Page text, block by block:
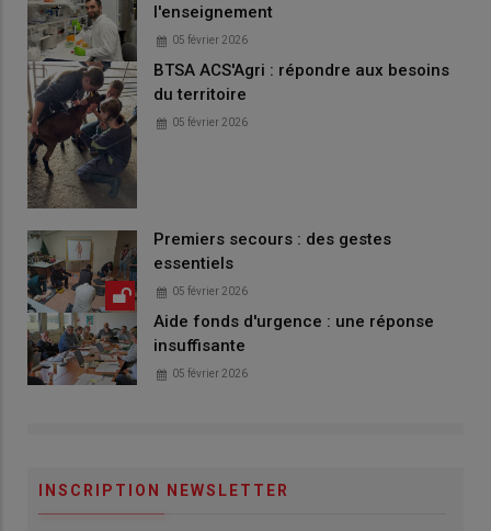
l'enseignement
05 février 2026
BTSA ACS'Agri : répondre aux besoins
du territoire
05 février 2026
Premiers secours : des gestes
essentiels
05 février 2026
Aide fonds d'urgence : une réponse
insuffisante
05 février 2026
INSCRIPTION NEWSLETTER